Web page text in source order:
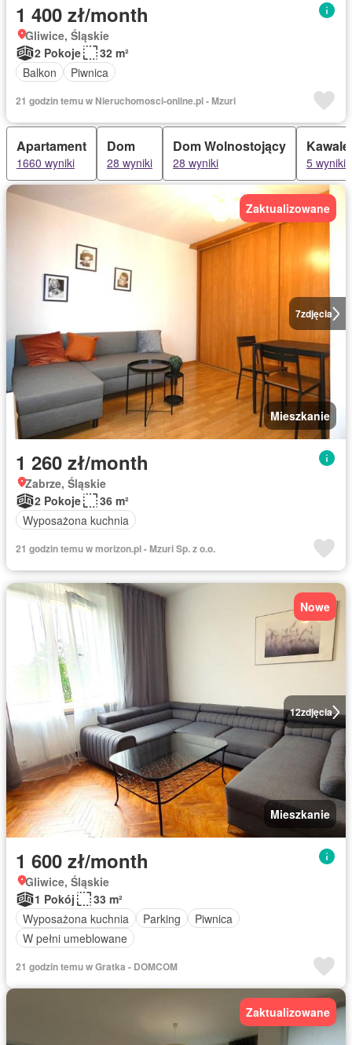
1 400 zł/month
Gliwice, Śląskie
2 Pokoje
32 m²
Balkon
Piwnica
21 godzin temu w Nieruchomosci-online.pl - Mzuri
Apartament
1660 wyniki
Dom
28 wyniki
Dom Wolnostojący
28 wyniki 5 wyniki
7zdjęcia
Zaktualizowane
Mieszkanie
1 260 zł/month
Zabrze, Śląskie
2 Pokoje
36 m²
Wyposażona kuchnia
21 godzin temu w morizon.pl - Mzuri Sp. z o.o.
12zdjęcia
Nowe
Mieszkanie
1 600 zł/month
Gliwice, Śląskie
1 Pokój
33 m²
Wyposażona kuchnia
Parking
Piwnica
W pełni umeblowane
21 godzin temu w Gratka - DOMCOM
Zaktualizowane